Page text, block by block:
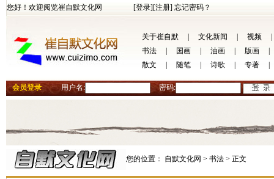
您好！欢迎阅览崔自默文化网 [登录][注册] 忘记密码？
关于崔自默 文化新闻 视频
书法
国画 油画 版画
散文
随笔 诗歌 专著
会员登录 用户名: 密码:
您的位置： 自默文化网 > 书法 > 正文